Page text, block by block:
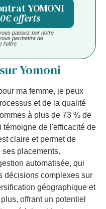
YOMONI
offerts
passez par notre
permettra de
l'offre
Yomoni
ma femme, je peux
et de la qualité
à plus de 73 % de
témoigne de l'efficacité de
claire et permet de
placements.
automatisée, qui
décisions complexes sur
géographique et
offrant un potentiel